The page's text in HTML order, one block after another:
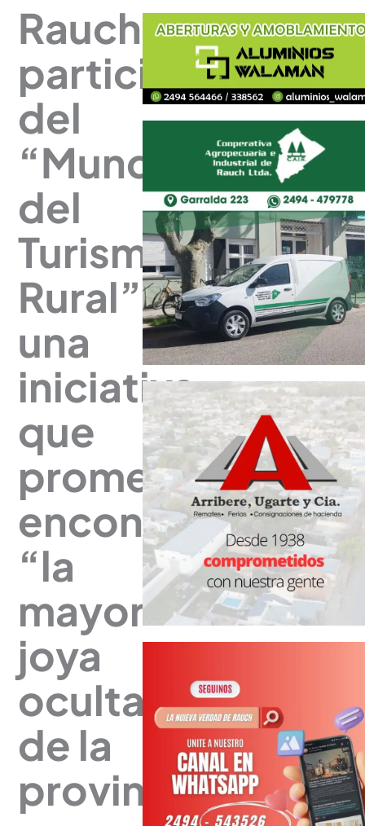
Rauch
participa
del
“Mundial
del
Turismo
Rural”,
una
iniciativa
que
promete
encontrar
“la
mayor
joya
oculta”
de la
provincia